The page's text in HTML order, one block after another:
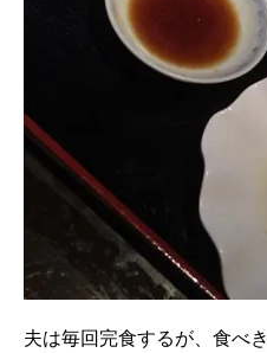
夫は毎回完食するが、食べ